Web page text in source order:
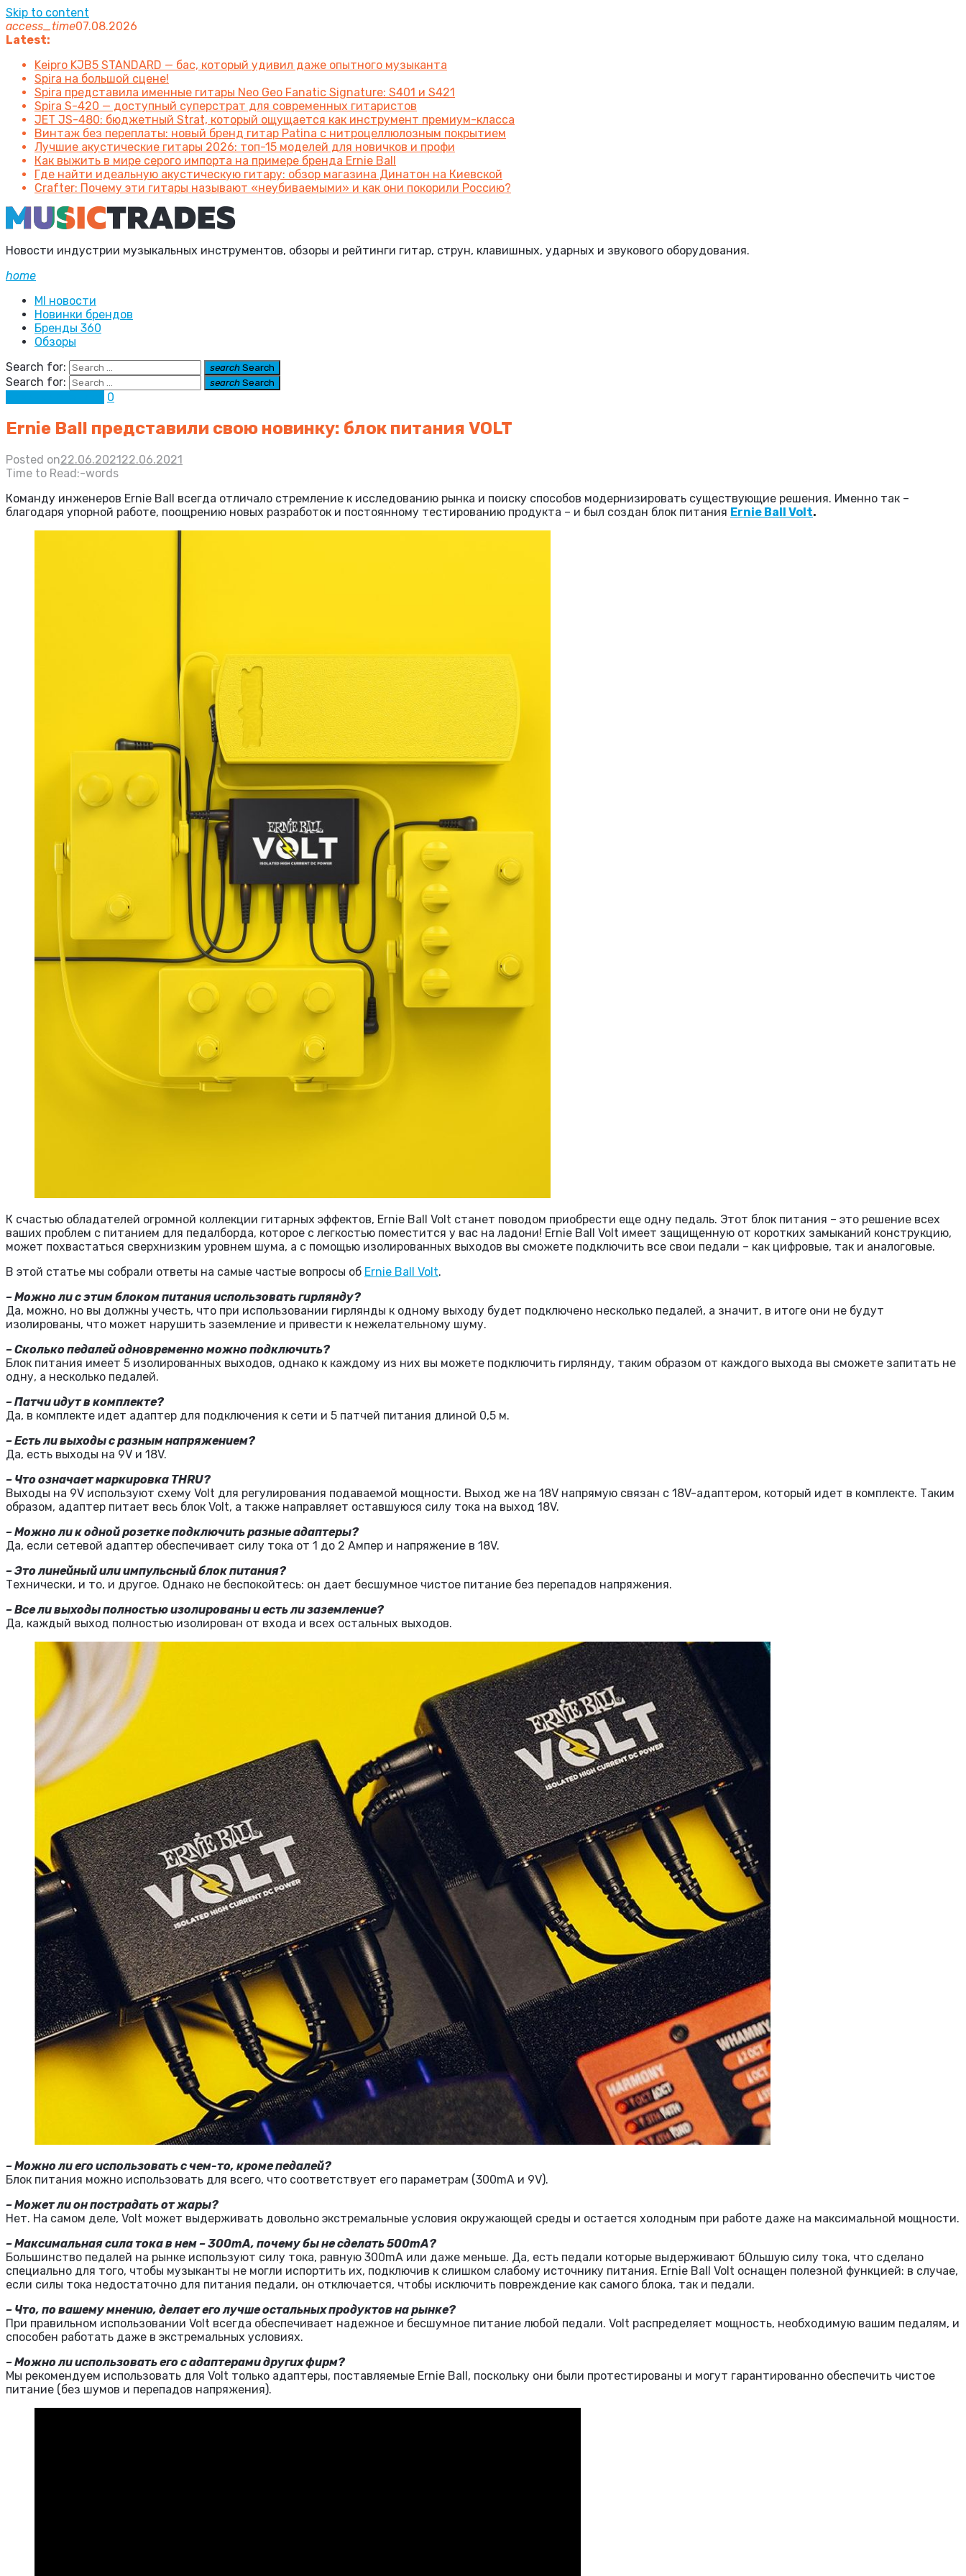
Skip to content
access_time07.08.2026
Latest:
Keipro KJB5 STANDARD — бас, который удивил даже опытного музыканта
Spira на большой сцене!
Spira представила именные гитары Neo Geo Fanatic Signature: S401 и S421
Spira S-420 — доступный суперстрат для современных гитаристов
JET JS-480: бюджетный Strat, который ощущается как инструмент премиум-класса
Винтаж без переплаты: новый бренд гитар Patina с нитроцеллюлозным покрытием
Лучшие акустические гитары 2026: топ-15 моделей для новичков и профи
Как выжить в мире серого импорта на примере бренда Ernie Ball
Где найти идеальную акустическую гитару: обзор магазина Динатон на Киевской
Crafter: Почему эти гитары называют «неубиваемыми» и как они покорили Россию?
Новости индустрии музыкальных инструментов, обзоры и рейтинги гитар, струн, клавишных, ударных и звукового оборудования.
home
MI новости
Новинки брендов
Бренды 360
Обзоры
Search for:
search Search
Search for: search Search
0
Ernie Ball представили свою новинку: блок питания VOLT
Posted on22.06.202122.06.2021
Time to Read:-words
Команду инженеров Ernie Ball всегда отличало стремление к исследованию рынка и поиску способов модернизировать существующие решения. Именно так –
благодаря упорной работе, поощрению новых разработок и постоянному тестированию продукта – и был создан блок питания Ernie Ball Volt.
К счастью обладателей огромной коллекции гитарных эффектов, Ernie Ball Volt станет поводом приобрести еще одну педаль. Этот блок питания – это решение всех
ваших проблем с питанием для педалборда, которое с легкостью поместится у вас на ладони! Ernie Ball Volt имеет защищенную от коротких замыканий конструкцию,
может похвастаться сверхнизким уровнем шума, а с помощью изолированных выходов вы сможете подключить все свои педали – как цифровые, так и аналоговые.
В этой статье мы собрали ответы на самые частые вопросы об Ernie Ball Volt.
– Можно ли с этим блоком питания использовать гирлянду?
Да, можно, но вы должны учесть, что при использовании гирлянды к одному выходу будет подключено несколько педалей, а значит, в итоге они не будут
изолированы, что может нарушить заземление и привести к нежелательному шуму.
– Сколько педалей одновременно можно подключить?
Блок питания имеет 5 изолированных выходов, однако к каждому из них вы можете подключить гирлянду, таким образом от каждого выхода вы сможете запитать не
одну, а несколько педалей.
– Патчи идут в комплекте?
Да, в комплекте идет адаптер для подключения к сети и 5 патчей питания длиной 0,5 м.
– Есть ли выходы с разным напряжением?
Да, есть выходы на 9V и 18V.
– Что означает маркировка THRU?
Выходы на 9V используют схему Volt для регулирования подаваемой мощности. Выход же на 18V напрямую связан с 18V-адаптером, который идет в комплекте. Таким
образом, адаптер питает весь блок Volt, а также направляет оставшуюся силу тока на выход 18V.
– Можно ли к одной розетке подключить разные адаптеры?
Да, если сетевой адаптер обеспечивает силу тока от 1 до 2 Ампер и напряжение в 18V.
– Это линейный или импульсный блок питания?
Технически, и то, и другое. Однако не беспокойтесь: он дает бесшумное чистое питание без перепадов напряжения.
– Все ли выходы полностью изолированы и есть ли заземление?
Да, каждый выход полностью изолирован от входа и всех остальных выходов.
– Можно ли его использовать с чем-то, кроме педалей?
Блок питания можно использовать для всего, что соответствует его параметрам (300mA и 9V).
– Может ли он пострадать от жары?
Нет. На самом деле, Volt может выдерживать довольно экстремальные условия окружающей среды и остается холодным при работе даже на максимальной мощности.
– Максимальная сила тока в нем – 300mA, почему бы не сделать 500mA?
Большинство педалей на рынке используют силу тока, равную 300mA или даже меньше. Да, есть педали которые выдерживают бОльшую силу тока, что сделано
специально для того, чтобы музыканты не могли испортить их, подключив к слишком слабому источнику питания. Ernie Ball Volt оснащен полезной функцией: в случае,
если силы тока недостаточно для питания педали, он отключается, чтобы исключить повреждение как самого блока, так и педали.
– Что, по вашему мнению, делает его лучше остальных продуктов на рынке?
При правильном использовании Volt всегда обеспечивает надежное и бесшумное питание любой педали. Volt распределяет мощность, необходимую вашим педалям, и
способен работать даже в экстремальных условиях.
– Можно ли использовать его с адаптерами других фирм?
Мы рекомендуем использовать для Volt только адаптеры, поставляемые Ernie Ball, поскольку они были протестированы и могут гарантированно обеспечить чистое
питание (без шумов и перепадов напряжения).